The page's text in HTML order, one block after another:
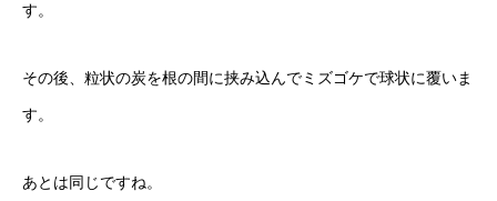
す。
その後、粒状の炭を根の間に挟み込んでミズゴケで球状に覆いま
す。
あとは同じですね。